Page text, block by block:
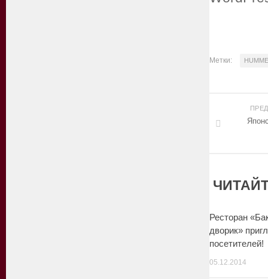
Метки:
Ресторан
дворик»
посетителей!
05.12.2014